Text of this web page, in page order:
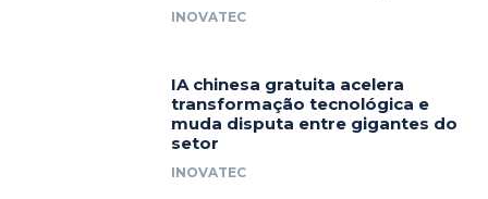
INOVATEC
IA chinesa gratuita acelera
transformação tecnológica e
muda disputa entre gigantes do
setor
INOVATEC